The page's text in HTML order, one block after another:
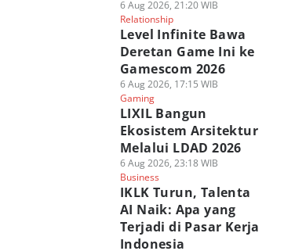
6 Aug 2026, 21:20 WIB
Relationship
Level Infinite Bawa
Deretan Game Ini ke
Gamescom 2026
6 Aug 2026, 17:15 WIB
Gaming
LIXIL Bangun
Ekosistem Arsitektur
Melalui LDAD 2026
6 Aug 2026, 23:18 WIB
Business
IKLK Turun, Talenta
AI Naik: Apa yang
Terjadi di Pasar Kerja
Indonesia